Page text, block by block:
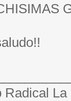
Radical La